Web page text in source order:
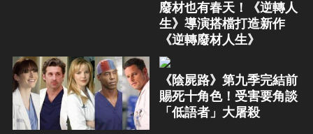
廢材也有春天！《逆轉人
生》導演搭檔打造新作
《逆轉廢材人生》
《陰屍路》第九季完結前
賜死十角色！受害要角談
「低語者」大屠殺